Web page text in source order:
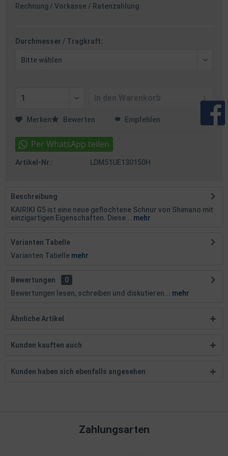
Rechnung / Vorkasse / Ratenzahlung
Durchmesser / Tragkraft:
Merken Bewerten Empfehlen
Artikel-Nr.: LDM51UE130150H
Beschreibung
KAIRIKI G5 ist eine neue geflochtene Schnur von Shimano mit
einzigartigen Eigenschaften. Diese...
mehr
Varianten Tabelle
Varianten Tabelle mehr
Bewertungen
0
Bewertungen lesen, schreiben und diskutieren...
mehr
Ähnliche Artikel
Kunden kauften auch
Kunden haben sich ebenfalls angesehen
Zahlungsarten